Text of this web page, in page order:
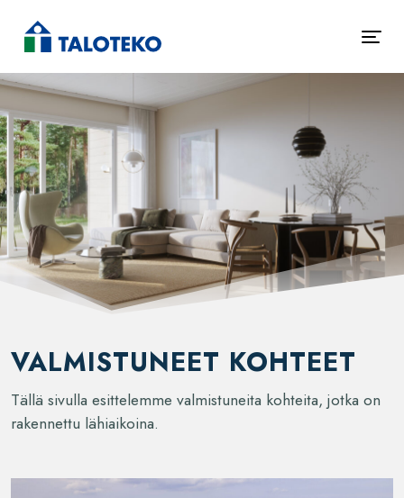
VALMISTUNEET KOHTEET
Tällä sivulla esittelemme valmistuneita kohteita, jotka on
rakennettu lähiaikoina.